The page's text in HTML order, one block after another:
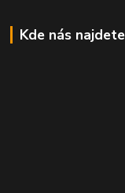
Kde nás najdete